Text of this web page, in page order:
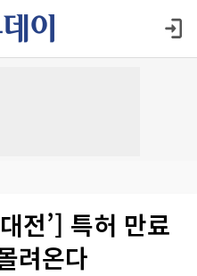
전’] 특허 만료
려온다